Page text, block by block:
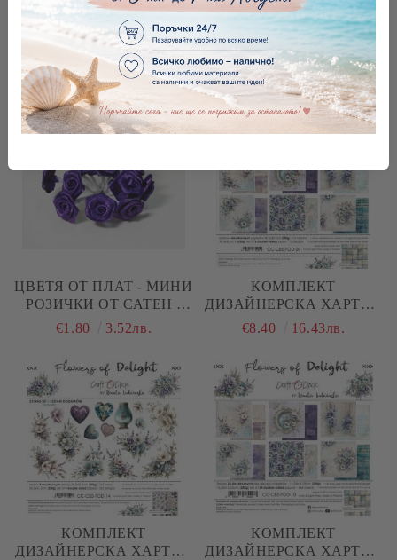
ЦВЕТЯ ОТ ПЛАТ - РОЗИ
С МРЕЖА - ЛИЛАВО - 6
БР.
€1.12 2.19лв.
ЦВЕТЯ ОТ ПЛАТ - РОЗИ -
ЛЮЛЯК ЛИЛАВО С
ОРГАНЗА - 6 БР
€1.64 3.21лв.
ЦВЕТЯ ОТ ПЛАТ - МИНИ
РОЗИЧКИ ОТ САТЕН -
ТЪМНО ЛИЛАВО - 36 БР
€1.80 3.52лв.
КОМПЛЕКТ
ДИЗАЙНЕРСКА ХАРТИЯ
- FLOWERS OF DELIGHT
€8.40 16.43лв.
КОМПЛЕКТ
ДИЗАЙНЕРСКА ХАРТИЯ
КОМПЛЕКТ
ДИЗАЙНЕРСКА ХАРТИЯ